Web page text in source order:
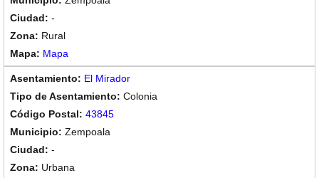
-
Rural
Mapa
El Mirador
Colonia
43845
Zempoala
-
Urbana